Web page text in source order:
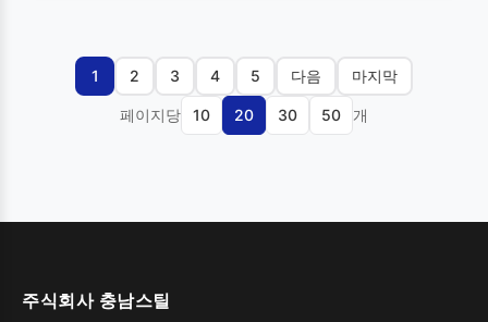
1 2 3 4 5 다음 마지막
페이지당 10 20 30 50 개
주식회사 충남스틸